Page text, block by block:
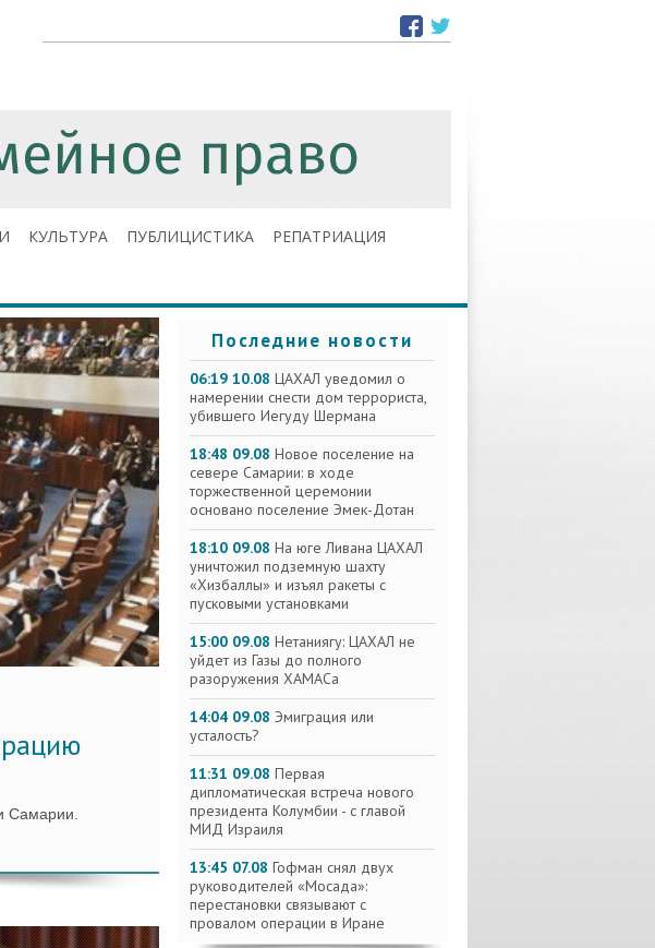
КУЛЬТУРА ПУБЛИЦИСТИКА РЕПАТРИАЦИЯ
Самарии.
Последние новости
06:19 10.08 ЦАХАЛ уведомил о
намерении снести дом террориста,
убившего Иегуду Шермана
18:48 09.08 Новое поселение на
севере Самарии: в ходе
торжественной церемонии
основано поселение Эмек-Дотан
18:10 09.08 На юге Ливана ЦАХАЛ
уничтожил подземную шахту
«Хизбаллы» и изъял ракеты с
пусковыми установками
15:00 09.08 Нетаниягу: ЦАХАЛ не
уйдет из Газы до полного
разоружения ХАМАСа
14:04 09.08 Эмиграция или
усталость?
11:31 09.08 Первая
дипломатическая встреча нового
президента Колумбии - с главой
МИД Израиля
13:45 07.08 Гофман снял двух
руководителей «Мосада»:
перестановки связывают с
провалом операции в Иране